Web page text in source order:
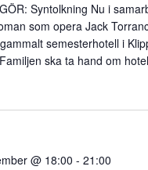
Syntolkning Nu i
som opera Jack
semesterhotell i
ska ta hand om
@ 18:00 - 21:00